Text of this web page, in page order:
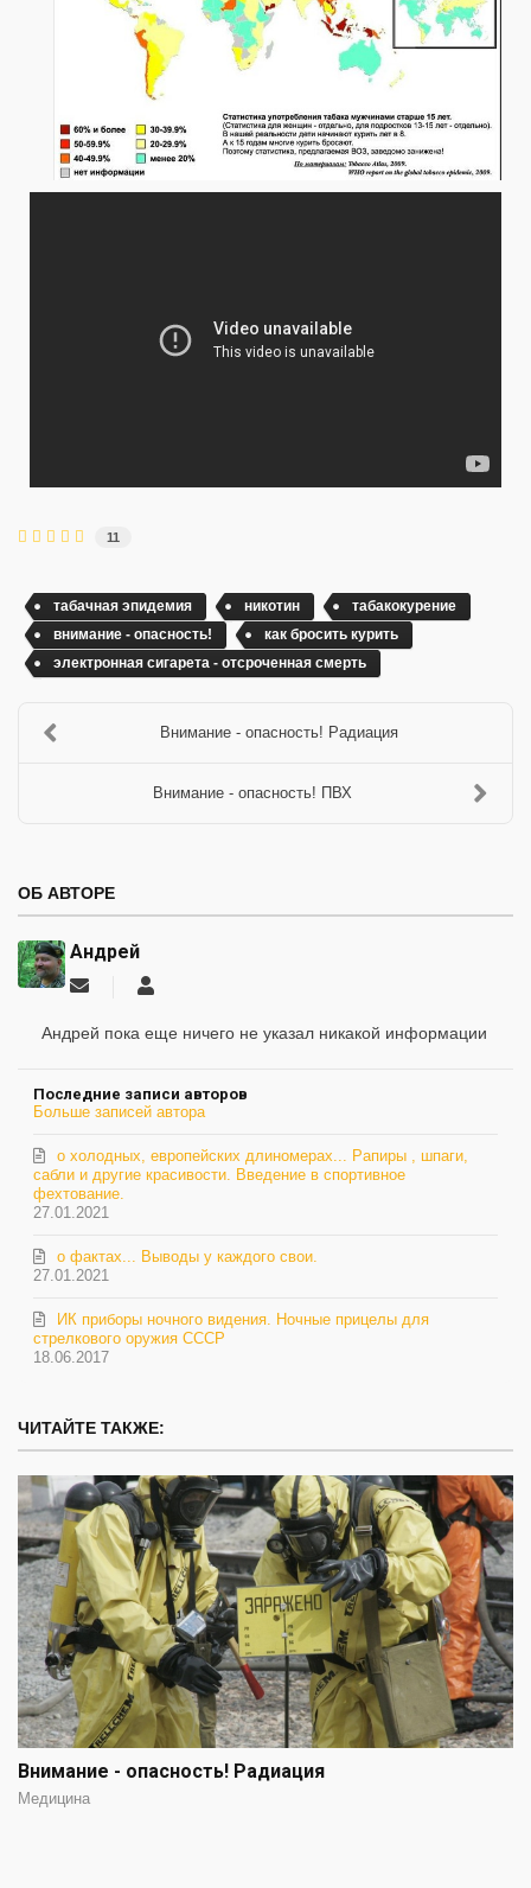
11
табачная эпидемия никотин
табакокурение
внимание - опасность!
как бросить курить
электронная сигарета - отсроченная смерть
Внимание - опасность! Радиация
Внимание - опасность! ПВХ
ОБ АВТОРЕ
Андрей
Подписаться
обновление
Андрей пока еще ничего не указал никакой информации
Последние записи авторов
Больше записей автора
27.01.2021
о холодных, европейских длиномерах... Рапиры , шпаги,
сабли и другие красивости. Введение в спортивное
фехтование.
27.01.2021
о фактах... Выводы у каждого свои.
18.06.2017
ИК приборы ночного видения. Ночные прицелы для
стрелкового оружия СССР
ЧИТАЙТЕ ТАКЖЕ:
Внимание - опасность! Радиация
Медицина